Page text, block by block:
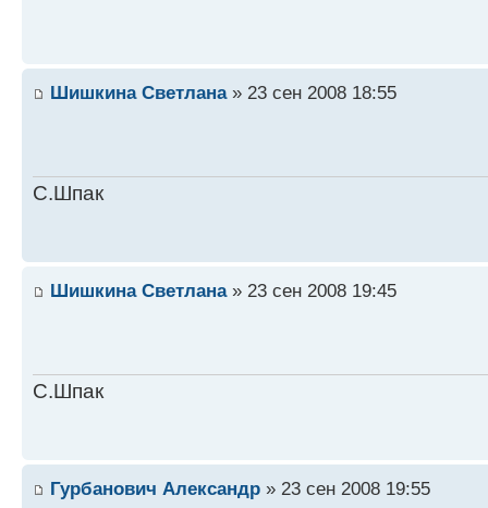
Шишкина Светлана» 23 сен 2008 18:55
С.Шпак
Шишкина Светлана» 23 сен 2008 19:45
С.Шпак
Гурбанович Александр » 23 сен 2008 19:55